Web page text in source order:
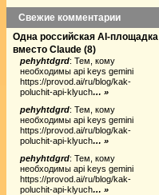
Свежие комментарии
Одна российская AI-площадка
вместо Claude (8)
pehyhtdgrd: Тем, кому
необходимы api keys gemini
https://provod.ai/ru/blog/kak-
poluchit-api-klyuch… »
pehyhtdgrd: Тем, кому
необходимы api keys gemini
https://provod.ai/ru/blog/kak-
poluchit-api-klyuch… »
pehyhtdgrd: Тем, кому
необходимы api keys gemini
https://provod.ai/ru/blog/kak-
poluchit-api-klyuch… »